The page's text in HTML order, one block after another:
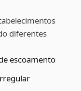
diferentes
escoamento